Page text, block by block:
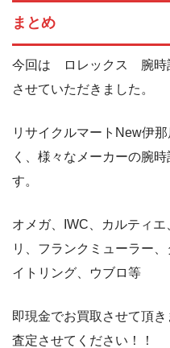
まとめ
今回は ロレックス 腕時
させていただきました。
リサイクルマートNew伊
く、様々なメーカーの腕
す。
オメガ、IWC、カルティ
リ、フランクミューラー
イトリング、ウブロ等
即現金でお買取させて頂
査定させてください！！